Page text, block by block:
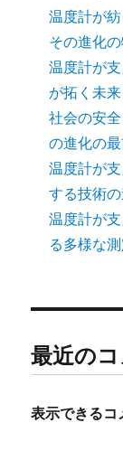
温度計が
その進化
温度計が
が拓く未来
社会の安
の進化の
温度計が
する技術
温度計が
る多様な
最近の
表示できるコ